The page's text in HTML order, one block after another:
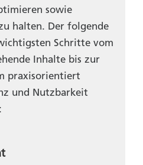
sowie
halten. Der folgende
Schritte vom
Inhalte bis zur
praxisorientiert
und Nutzbarkeit